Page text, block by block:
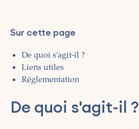
Sur cette page
De quoi s'agit-il ?
Liens utiles
Réglementation
De quoi s'agit-il ?